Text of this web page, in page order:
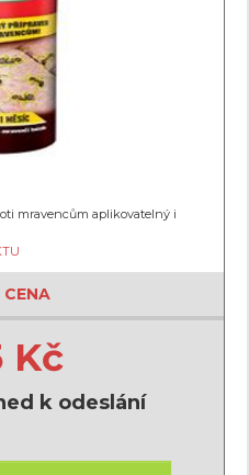
mravencům aplikovatelný i
CENA
Kč
k odeslání